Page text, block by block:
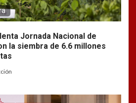
Jornada Nacional de
la siembra de 6.6 millones